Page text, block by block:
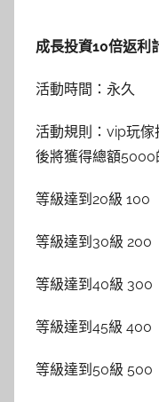
成長投資10倍返利
活動時間：永久
活動規則：vip玩
後將獲得總額5000
等級達到20級 100
等級達到30級 200
等級達到40級 300
等級達到45級 400
等級達到50級 500